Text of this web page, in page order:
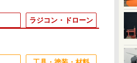
5
5
5
ラジコン・ドローン
5